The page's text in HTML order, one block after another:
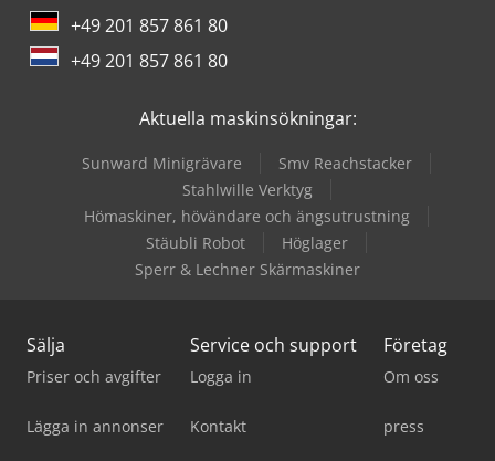
Windmöller & Hölscher Maskiner För Påsar
+49 201 857 861 80
+49 201 857 861 80
Aktuella maskinsökningar:
Sunward Minigrävare
Smv Reachstacker
Stahlwille Verktyg
Hömaskiner, hövändare och ängsutrustning
Stäubli Robot
Höglager
Sperr & Lechner Skärmaskiner
Sälja
Priser och avgifter
Lägga in annonser
Service och support
Logga in
Kontakt
Företag
Om oss
press